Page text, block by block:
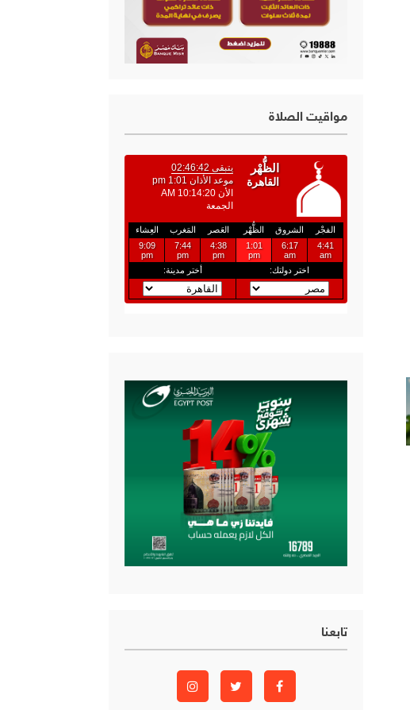
مواقيت الصلاة
تابعنا